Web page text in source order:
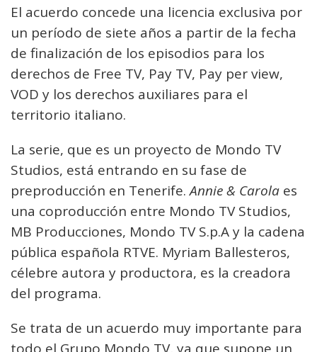
El acuerdo concede una licencia exclusiva por
un período de siete años a partir de la fecha
de finalización de los episodios para los
derechos de Free TV, Pay TV, Pay per view,
VOD y los derechos auxiliares para el
territorio italiano.
La serie, que es un proyecto de Mondo TV
Studios, está entrando en su fase de
preproducción en Tenerife.Annie & Carola es
una coproducción entre Mondo TV Studios,
MB Producciones, Mondo TV S.p.A y la cadena
pública española RTVE. Myriam Ballesteros,
célebre autora y productora, es la creadora
del programa.
Se trata de un acuerdo muy importante para